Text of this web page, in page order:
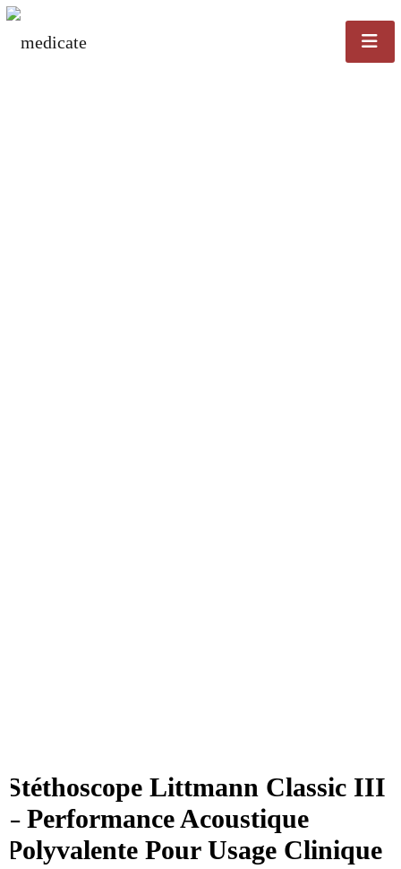
Stéthoscope Littmann Classic III
– Performance Acoustique
Polyvalente Pour Usage Clinique